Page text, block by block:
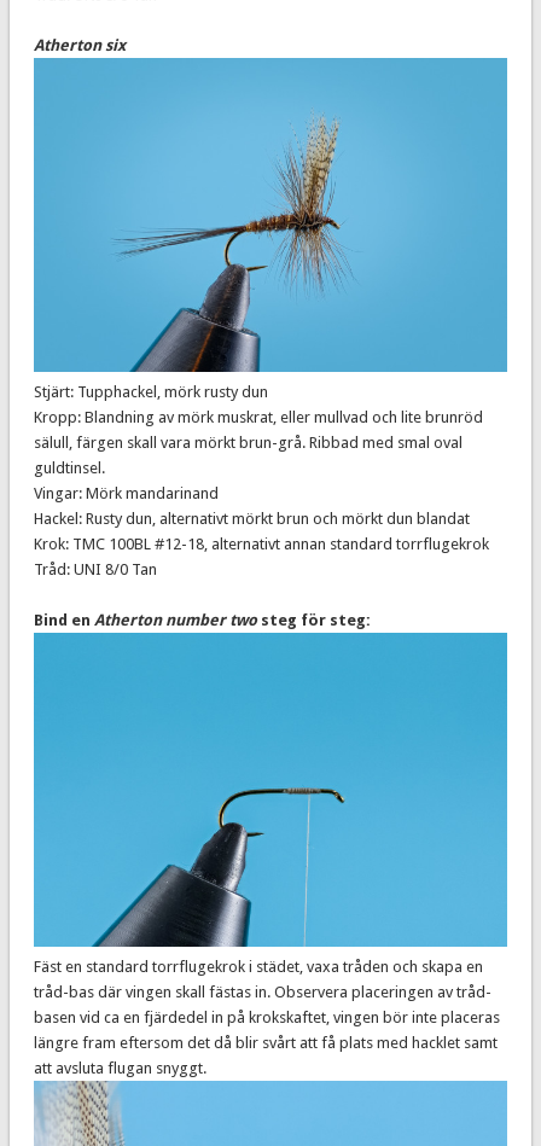
Atherton six
Stjärt: Tupphackel, mörk rusty dun
Kropp: Blandning av mörk muskrat, eller mullvad och lite brunröd
sälull, färgen skall vara mörkt brun-grå. Ribbad med smal oval
guldtinsel.
Vingar: Mörk mandarinand
Hackel: Rusty dun, alternativt mörkt brun och mörkt dun blandat
Krok: TMC 100BL #12-18, alternativt annan standard torrflugekrok
Tråd: UNI 8/0 Tan
Bind en Atherton number twosteg för steg:
Fäst en standard torrflugekrok i städet, vaxa tråden och skapa en
tråd-bas där vingen skall fästas in. Observera placeringen av tråd-
basen vid ca en fjärdedel in på krokskaftet, vingen bör inte placeras
längre fram eftersom det då blir svårt att få plats med hacklet samt
att avsluta flugan snyggt.